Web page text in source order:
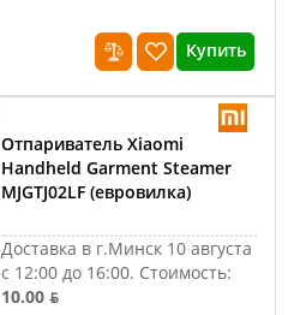
Купить
Отпариватель Xiaomi
Handheld Garment Steamer
MJGTJ02LF (евровилка)
Доставка в г.Минск 10 августа
с 12:00 до 16:00. Стоимость:
10.00 ƃ